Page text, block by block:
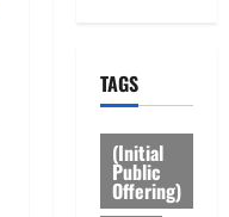
TAGS
(Initial
Public
Offering)